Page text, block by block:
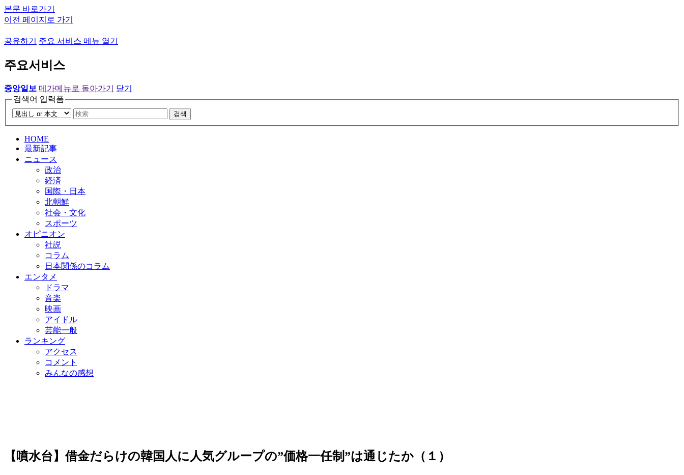
본문 바로가기
이전 페이지로 가기
공유하기 주요 서비스 메뉴 열기
주요서비스
중앙일보 메가메뉴로 돌아가기
닫기
검색어 입력폼
검색
HOME
最新記事
ニュース
政治
経済
国際・日本
北朝鮮
社会・文化
スポーツ
オピニオン
社説
コラム
日本関係のコラム
エンタメ
ドラマ
音楽
映画
アイドル
芸能一般
ランキング
アクセス
コメント
みんなの感想
【噴水台】借金だらけの韓国人に人気グループの”価格一任制”は通じたか（１）